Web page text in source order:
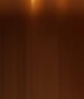
Hoşgeldiniz!